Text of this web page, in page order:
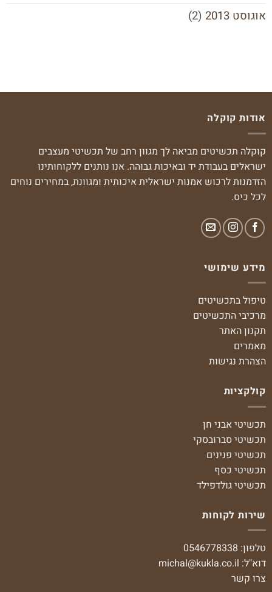
אוגוסט 2013
(2)
אודות קוקלה
קוקלה תכשיטים מביאה לך מגוון רחב של תכשיטי מעצבים
ישראלים בעבודת יד ובאיכות גבוהה. אנו נותנים ללקוחותינו
הזדמנות לרכוש אמנות ישראלית איכותית ומגוונת, במחירים נוחים
לכל כיס.
מידע שימושי
טיפול בתכשיטים
מרכיבי התכשיטים
תקנון האתר
מאמרים
הצהרת נגישות
קולקציות
תכשיטי אבני חן
תכשיטי סברובסקי
תכשיטי פנינים
תכשיטי כסף
תכשיטי גולדפילד
שירות לקוחות
טלפון: 0546778338
דוא"ל: michal@kukla.co.il
צרו קשר